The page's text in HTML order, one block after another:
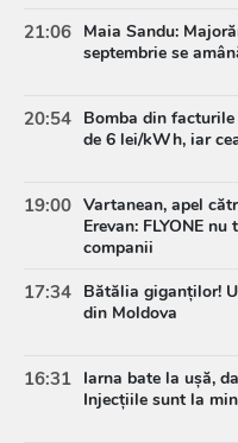
21:06 Maia Sandu:
septembrie se
20:54 Bomba din
de 6 lei/kWh, iar
19:00 Vartanean, apel
Erevan: FLYONE
companii
17:34 Bătălia giganților!
din Moldova
16:31 Iarna bate la ușă,
Injecțiile sunt la